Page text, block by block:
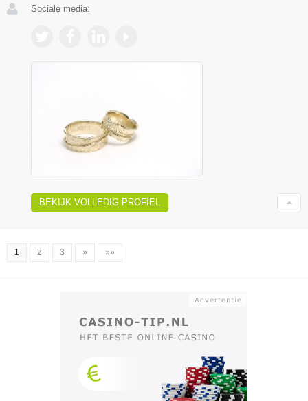
Sociale media:
BEKIJK VOLLEDIG PROFIEL
1 2 3 » »»